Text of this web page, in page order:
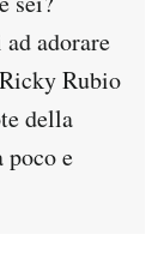
adorare
Rubio
della
poco e